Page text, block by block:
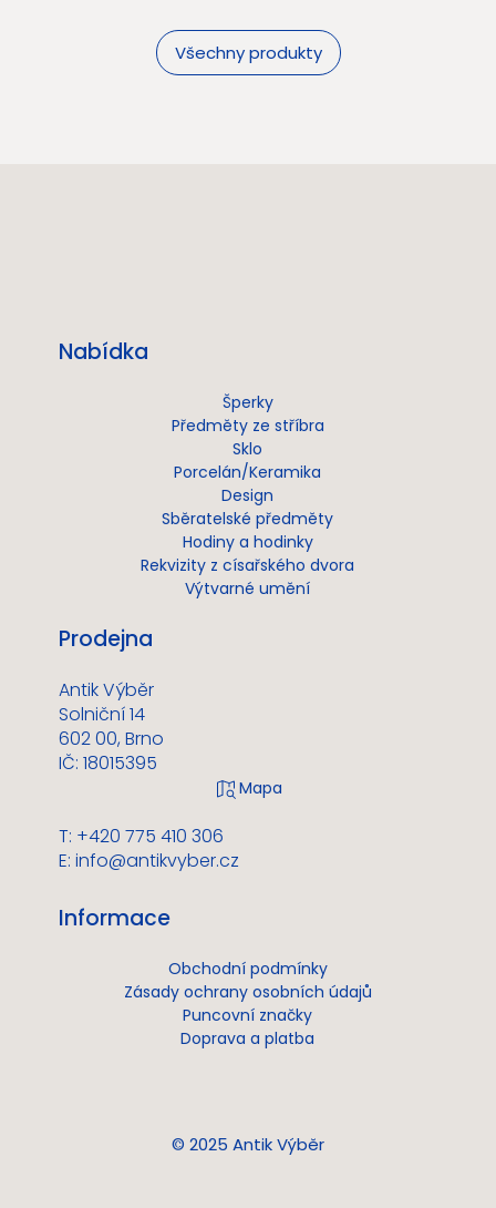
Všechny produkty
Nabídka
Šperky
Předměty ze stříbra
Sklo
Porcelán/Keramika
Design
Sběratelské předměty
Hodiny a hodinky
Rekvizity z císařského dvora
Výtvarné umění
Prodejna
Antik Výběr
Solniční 14
602 00, Brno
IČ: 18015395
T: +420 775 410 306
E: info@antikvyber.cz
Informace
Obchodní podmínky
Zásady ochrany osobních údajů
Puncovní značky
Doprava a platba
© 2025 Antik Výběr